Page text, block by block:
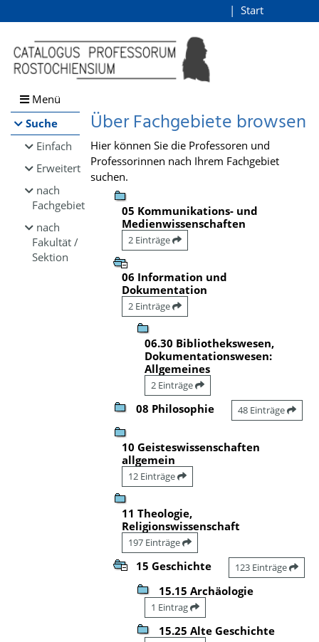
Browsen
direkt zum Inhalt
Start
Menü
Suche
Einfach
Erweitert
nach
Fachgebiet
nach
Fakultät /
Sektion
Über Fachgebiete browsen
Hier können Sie die Professoren und
Professorinnen nach Ihrem Fachgebiet
suchen.
05 Kommunikations- und
Medienwissenschaften
2 Einträge
06 Information und
Dokumentation
2 Einträge
06.30 Bibliothekswesen,
Dokumentationswesen:
Allgemeines
2 Einträge
08 Philosophie 48 Einträge
10 Geisteswissenschaften
allgemein
12 Einträge
11 Theologie,
Religionswissenschaft
197 Einträge
15 Geschichte 123 Einträge
15.15 Archäologie
1 Eintrag
15.25 Alte Geschichte